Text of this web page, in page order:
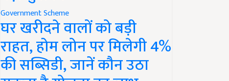
Government Scheme
घर खरीदने वालों को बड़ी
राहत, होम लोन पर मिलेगी 4%
की सब्सिडी, जानें कौन उठा